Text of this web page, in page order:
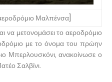
Μαλπένσα]
να μετονομάσει το αεροδρόμιο
με το όνομα του πρώην
Μπερλουσκόνι, ανακοίνωσε ο
Σαλβίνι.